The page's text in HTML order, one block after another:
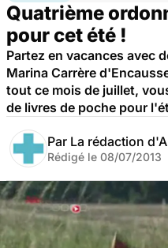
Quatrième
pour cet été !
Partez en vacances avec
Marina Carrère
tout ce mois de juillet,
de livres de poche pour
Par La rédaction
Rédigé le 08/07/2013